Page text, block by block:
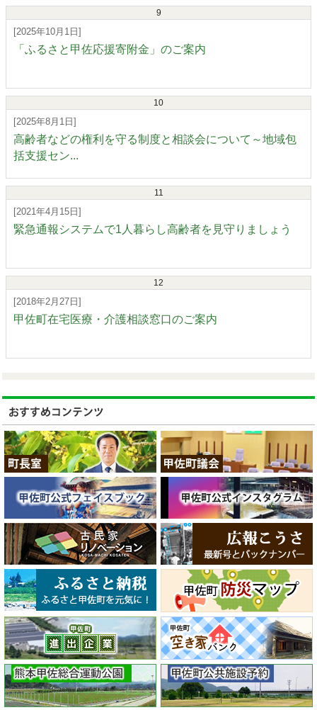
9
[2025年10月1日]
「ふるさと甲佐応援寄附金」のご案内
10
[2025年8月1日]
高齢者などの権利を守る制度と相談会について～地域包
括支援セン...
11
[2021年4月15日]
緊急通報システムで1人暮らし高齢者を見守りましょう
12
[2018年2月27日]
甲佐町在宅医療・介護相談窓口のご案内